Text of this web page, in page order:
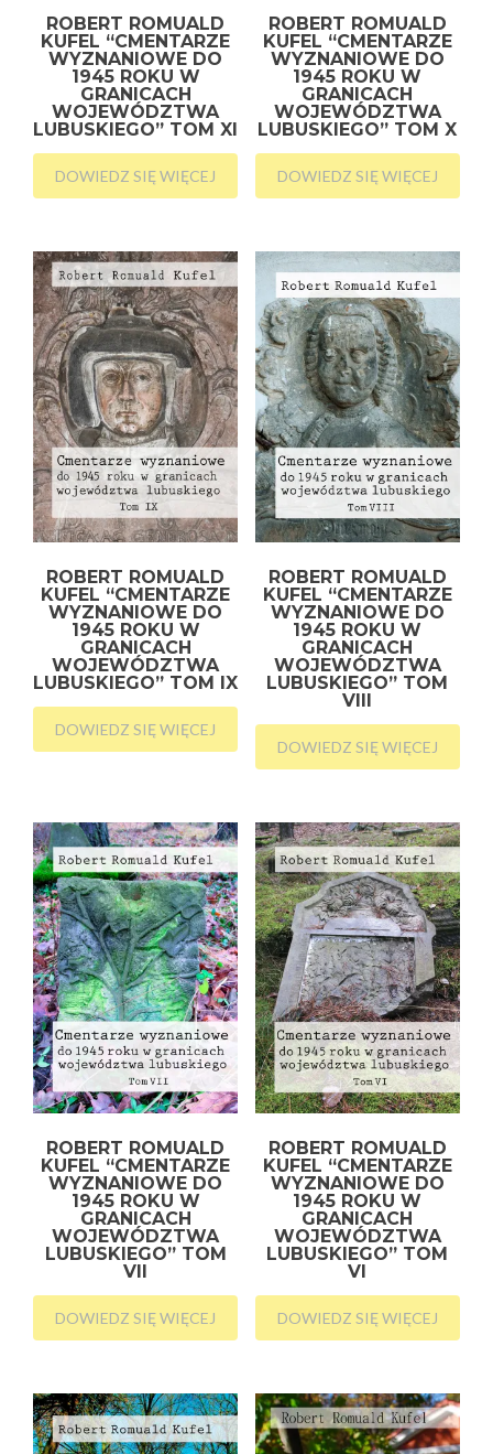
ROBERT ROMUALD
KUFEL “CMENTARZE
WYZNANIOWE DO
1945 ROKU W
GRANICACH
WOJEWÓDZTWA
LUBUSKIEGO” TOM XI
DOWIEDZ SIĘ WIĘCEJ
ROBERT ROMUALD
KUFEL “CMENTARZE
WYZNANIOWE DO
1945 ROKU W
GRANICACH
WOJEWÓDZTWA
LUBUSKIEGO” TOM X
DOWIEDZ SIĘ WIĘCEJ
ROBERT ROMUALD
KUFEL “CMENTARZE
WYZNANIOWE DO
1945 ROKU W
GRANICACH
WOJEWÓDZTWA
LUBUSKIEGO” TOM IX
DOWIEDZ SIĘ WIĘCEJ
ROBERT ROMUALD
KUFEL “CMENTARZE
WYZNANIOWE DO
1945 ROKU W
GRANICACH
WOJEWÓDZTWA
LUBUSKIEGO” TOM
VIII
DOWIEDZ SIĘ WIĘCEJ
ROBERT ROMUALD
KUFEL “CMENTARZE
WYZNANIOWE DO
1945 ROKU W
GRANICACH
WOJEWÓDZTWA
LUBUSKIEGO” TOM
VII
DOWIEDZ SIĘ WIĘCEJ
ROBERT ROMUALD
KUFEL “CMENTARZE
WYZNANIOWE DO
1945 ROKU W
GRANICACH
WOJEWÓDZTWA
LUBUSKIEGO” TOM
VI
DOWIEDZ SIĘ WIĘCEJ